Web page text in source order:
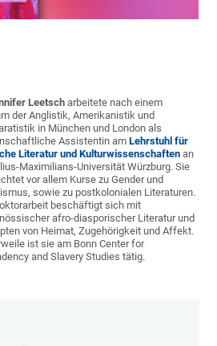
Leetscharbeitete nach einem
der Anglistik, Amerikanistik und
in München und London als
Assistentin amLehrstuhl für
Literatur und Kulturwissenschaften an
Maximilians-Universität Würzburg. Sie
vor allem Kurse zu Gender und
sowie zu postkolonialen Literaturen.
beschäftigt sich mit
afro-diasporischer Literatur und
von Heimat, Zugehörigkeit und Affekt.
ist sie am Bonn Center for
and Slavery Studies tätig.